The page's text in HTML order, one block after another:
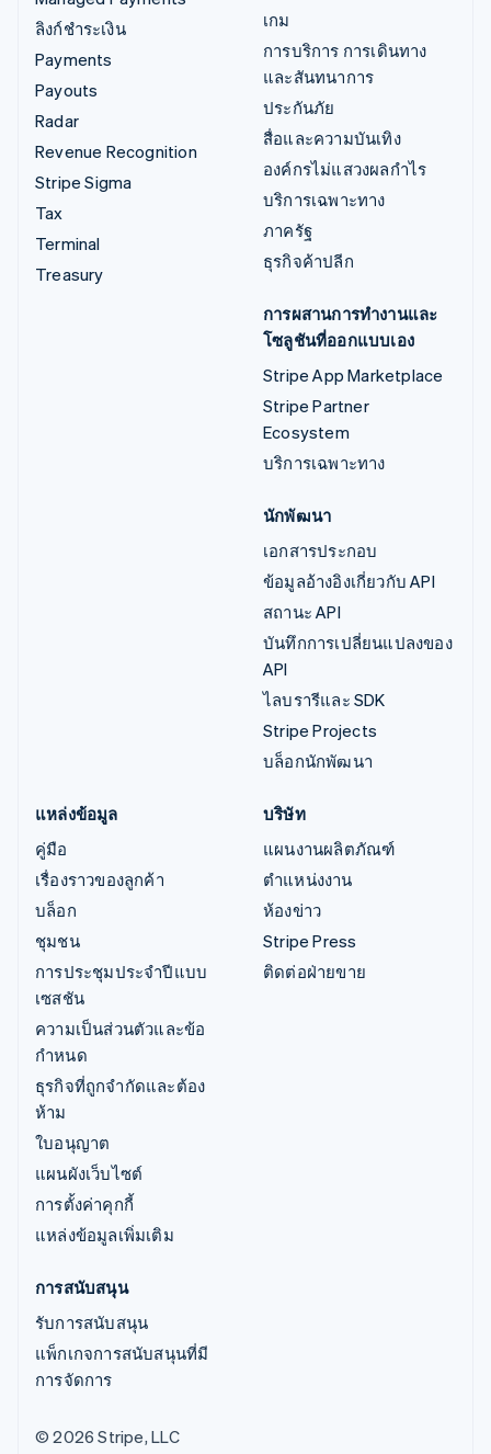
ลิงก์ชำระเงิน
Payments
Payouts
Radar
Revenue Recognition
Stripe Sigma
Tax
Terminal
Treasury
เกม
การบริการ การเดินทาง
และสันทนาการ
ประกันภัย
สื่อและความบันเทิง
องค์กรไม่แสวงผลกำไร
บริการเฉพาะทาง
ภาครัฐ
ธุรกิจค้าปลีก
การผสานการทำงานและ
โซลูชันที่ออกแบบเอง
Stripe App Marketplace
Stripe Partner
Ecosystem
บริการเฉพาะทาง
นักพัฒนา
เอกสารประกอบ
ข้อมูลอ้างอิงเกี่ยวกับ API
สถานะ API
บันทึกการเปลี่ยนแปลงของ
API
ไลบรารีและ SDK
Stripe Projects
บล็อกนักพัฒนา
แหล่งข้อมูล
คู่มือ
เรื่องราวของลูกค้า
บล็อก
ชุมชน
การประชุมประจำปีแบบ
เซสชัน
ความเป็นส่วนตัวและข้อ
กำหนด
ธุรกิจที่ถูกจำกัดและต้อง
ห้าม
ใบอนุญาต
แผนผังเว็บไซต์
การตั้งค่าคุกกี้
แหล่งข้อมูลเพิ่มเติม
บริษัท
แผนงานผลิตภัณฑ์
ตำแหน่งงาน
ห้องข่าว
Stripe Press
ติดต่อฝ่ายขาย
การสนับสนุน
รับการสนับสนุน
แพ็กเกจการสนับสนุนที่มี
การจัดการ
© 2026 Stripe, LLC